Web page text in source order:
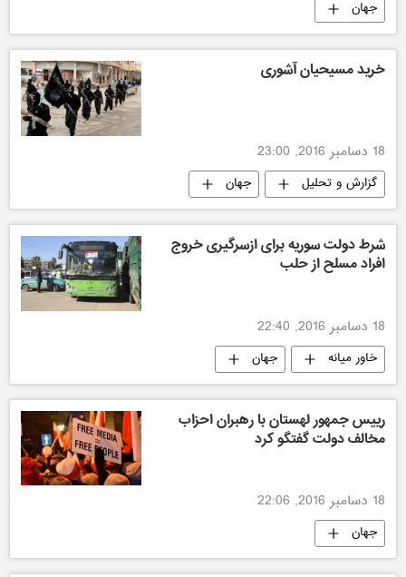
جهان
خرید مسیحیان آشوری
18 دسامبر 2016, 23:00
گزارش و تحلیل جهان
شرط دولت سوریه برای ازسرگیری خروج
افراد مسلح از حلب
18 دسامبر 2016, 22:40
خاور میانه جهان
رییس جمهور لهستان با رهبران احزاب
مخالف دولت گفتگو کرد
18 دسامبر 2016, 22:06
جهان